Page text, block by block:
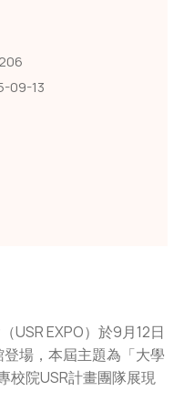
09-13
USR EXPO）於9月12日
場，本屆主題為「大學
校院USR計畫團隊展現